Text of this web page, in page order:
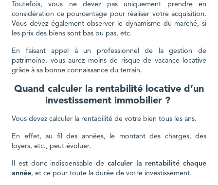
Toutefois, vous ne devez pas uniquement prendre en
considération ce pourcentage pour réaliser votre acquisition.
Vous devez également observer le dynamisme du marché, si
les prix des biens sont bas ou pas, etc.
En faisant appel à un professionnel de la gestion de
patrimoine, vous aurez moins de risque de vacance locative
grâce à sa bonne connaissance du terrain.
Quand calculer la rentabilité locative d’un
investissement immobilier ?
Vous devez calculer la rentabilité de votre bien tous les ans.
En effet, au fil des années, le montant des charges, des
loyers, etc., peut évoluer.
Il est donc indispensable de calculer la rentabilité chaque
année, et ce pour toute la durée de votre investissement.